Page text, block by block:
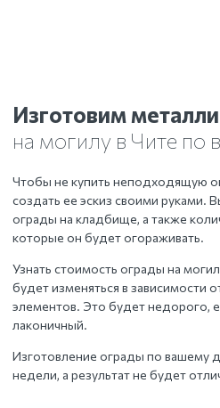
Изготовим
на могилу в Чите по
Чтобы не купить неподходящую
создать ее эскиз своими руками.
ограды на кладбище, а также
которые он будет огораживать.
Узнать стоимость ограды на
будет изменяться в зависимости
элементов. Это будет недорого,
лаконичный.
Изготовление ограды по вашему
недели, а результат не будет